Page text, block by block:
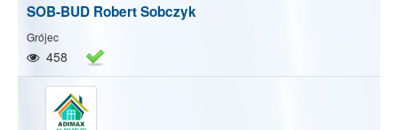
SOB-BUD Robert Sobczyk
Grójec
458